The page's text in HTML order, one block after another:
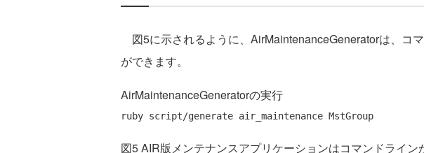
図5に示されるように、AirMaintenanceGeneratorは、コ
ができます。
AirMaintenanceGeneratorの実行
図5 AIR版メンテナンスアプリケーションはコマンドライン